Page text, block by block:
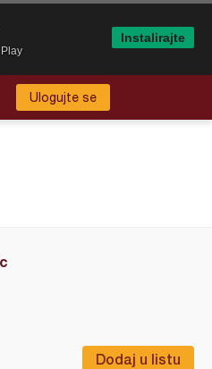
Ulogujte se
Dodaj u listu
Instalirajte